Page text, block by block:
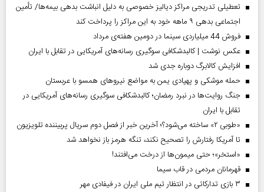
تعطیلی تدریجی مراکز دیالیز خصوصی به دلیل انباشت بدهی بیمه‌ها/ تأمین
اجتماعی بدهی ۹ ماهه خود به این مراکز را پرداخت کند
فروش 44 میلیاردی سینما در دومین هفته‌ی مرداد
عکس نوشت | کالبدشکافی سوگیری رسانه‌های آمریکایی در تقابل با ایران
افزایش کالابرگ دوباره جدی شد
حمله موشکی و پهپادی یمن به مواضع نیروهای همسو با عربستان
جنگ روایت‌ها در نبرد رمضان؛ کالبدشکافی سوگیری رسانه‌های آمریکایی در
تقابل با ایران
«طوبی ۲» ساخته می‌شود؟؛ آخرین خبر از فصل دوم سریال پربیننده تلویزیون
تا آمریکا رفتارش را تصحیح نکند، تنگه هرمز باز نخواهد شد
«استخر»‌‌؛ حتی میمون‌ها از درخت می‌افتند!
قهرمانان مردمی در قاب سیما
۳ بازی تدارکاتی در انتظار تیم ملی ایران در فیفادی مهر